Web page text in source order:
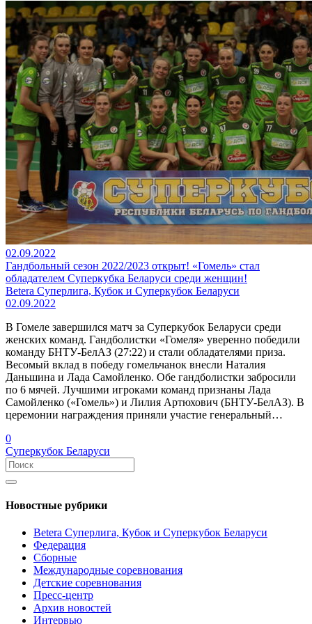
02.09.2022
Гандбольный сезон 2022/2023 открыт! «Гомель» стал
обладателем Суперкубка Беларуси среди женщин!
Betera Суперлига, Кубок и Суперкубок Беларуси
02.09.2022
В Гомеле завершился матч за Суперкубок Беларуси среди
женских команд. Гандболистки «Гомеля» уверенно победили
команду БНТУ-БелАЗ (27:22) и стали обладателями приза.
Весомый вклад в победу гомельчанок внесли Наталия
Даньшина и Лада Самойленко. Обе гандболистки забросили
по 6 мячей. Лучшими игроками команд признаны Лада
Самойленко («Гомель») и Лилия Артюхович (БНТУ-БелАЗ). В
церемонии награждения приняли участие генеральный…
0
Суперкубок Беларуси
Новостные рубрики
Betera Суперлига, Кубок и Суперкубок Беларуси
Федерация
Сборные
Международные соревнования
Детские соревнования
Пресс-центр
Архив новостей
Интервью